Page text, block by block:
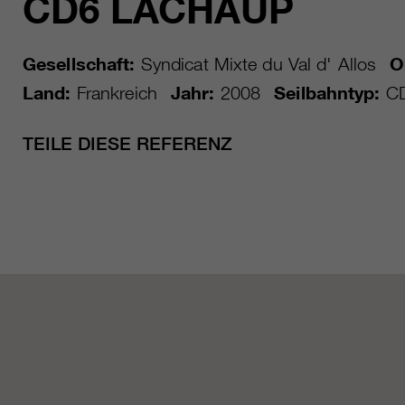
CD6 LACHAUP
Gesellschaft: Syndicat Mixte du Val d' Allos
Land: Frankreich Jahr: 2008 Seilbahntyp:
TEILE DIESE REFERENZ